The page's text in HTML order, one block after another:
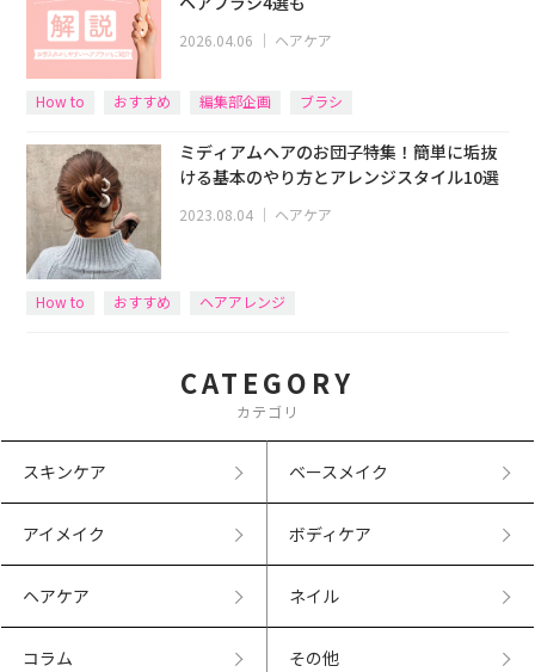
2026.04.06 ｜ ヘアケア
How to おすすめ 編集部企画 ブラシ
ミディアムヘアのお団子特集！簡単に垢抜
ける基本のやり方とアレンジスタイル10選
2023.08.04 ｜ ヘアケア
How to おすすめ ヘアアレンジ
CATEGORY
カテゴリ
スキンケア ベースメイク
アイメイク ボディケア
ヘアケア ネイル
コラム その他